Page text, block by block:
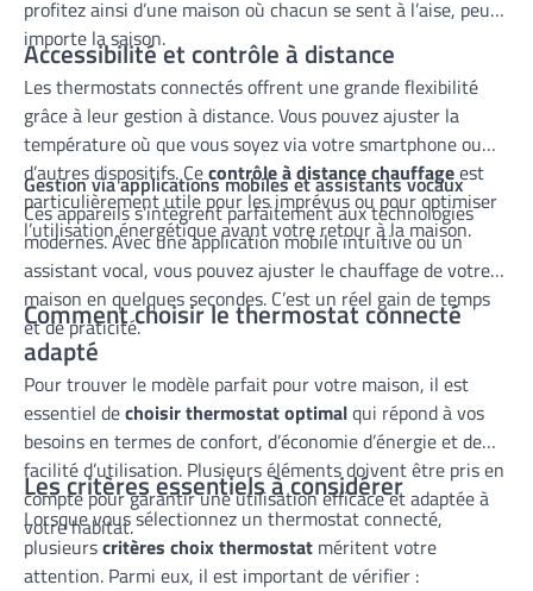
profitez ainsi d’une maison où chacun se sent à l’aise, peu
importe la saison.
Accessibilité et contrôle à distance
Les thermostats connectés offrent une grande flexibilité
grâce à leur gestion à distance. Vous pouvez ajuster la
température où que vous soyez via votre smartphone ou
d’autres dispositifs. Cecontrôle à distance chauffageest
particulièrement utile pour les imprévus ou pour optimiser
l’utilisation énergétique avant votre retour à la maison.
Gestion via applications mobiles et assistants vocaux
Ces appareils s’intègrent parfaitement aux technologies
modernes. Avec une application mobile intuitive ou un
assistant vocal, vous pouvez ajuster le chauffage de votre
maison en quelques secondes. C’est un réel gain de temps
et de praticité.
Comment choisir le thermostat connecté
adapté
Pour trouver le modèle parfait pour votre maison, il est
essentiel dechoisir thermostat optimalqui répond à vos
besoins en termes de confort, d’économie d’énergie et de
facilité d’utilisation. Plusieurs éléments doivent être pris en
compte pour garantir une utilisation efficace et adaptée à
votre habitat.
Les critères essentiels à considérer
Lorsque vous sélectionnez un thermostat connecté,
plusieurscritères choix thermostat méritent votre
attention. Parmi eux, il est important de vérifier :